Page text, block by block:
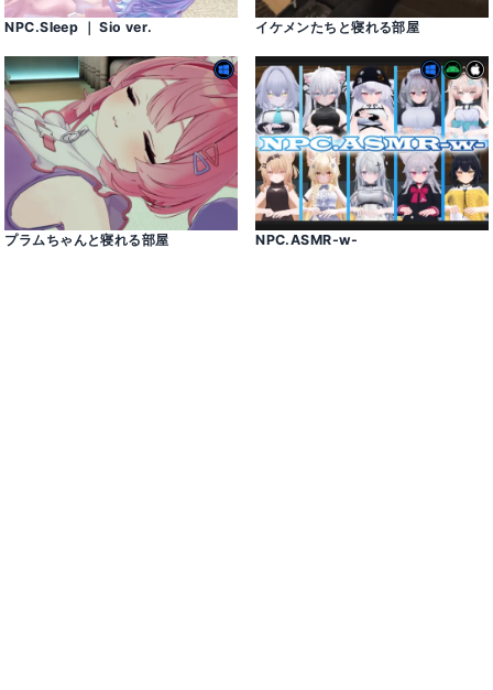
NPC․Sleep ｜ Sio ver․ イケメンたちと寝れる部屋
プラムちゃんと寝れる部屋 NPC․ASMR-w-